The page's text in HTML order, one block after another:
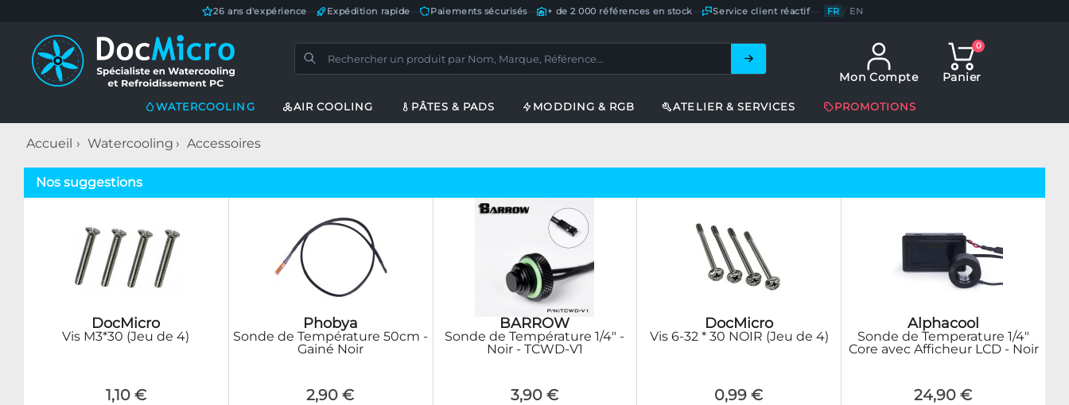
26 ans d'expérience Expédition rapide Paiements sécurisés— + de 2 000 références en stock Service client réactif— FR / EN
Mon Compte
0
Panier
WATERCOOLING AIR COOLING PÂTES & PADS MODDING & RGB ATELIER & SERVICES PROMOTIONS
Accueil Watercooling Accessoires
Nos suggestions
DocMicro
Vis M3*30 (Jeu de 4)
1,10 €
Phobya
Sonde de Température 50cm -
Gainé Noir
2,90 €
BARROW
Sonde de Température 1/4" -
Noir - TCWD-V1
3,90 €
DocMicro
Vis 6-32 * 30 NOIR (Jeu de 4)
0,99 €
Alphacool
Sonde de Temperature 1/4"
Core avec Afficheur LCD - Noir
24,90 €